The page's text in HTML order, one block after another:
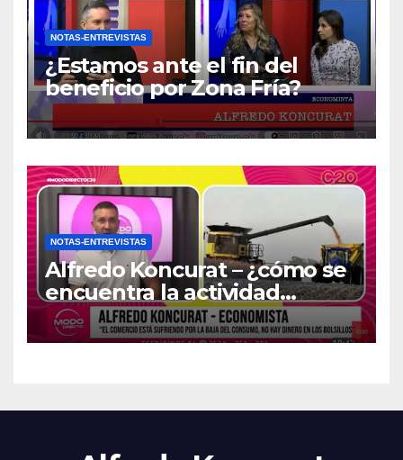
NOTAS-ENTREVISTAS
¿Estamos ante el fin del
beneficio por Zona Fría?
NOTAS-ENTREVISTAS
Alfredo Koncurat – ¿cómo se
encuentra la actividad
económica del país?